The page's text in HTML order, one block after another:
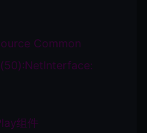
Common
组件